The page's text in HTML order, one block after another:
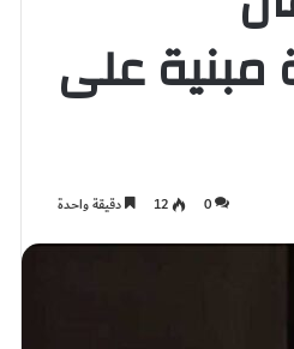
على
0
12 دقيقة واحدة